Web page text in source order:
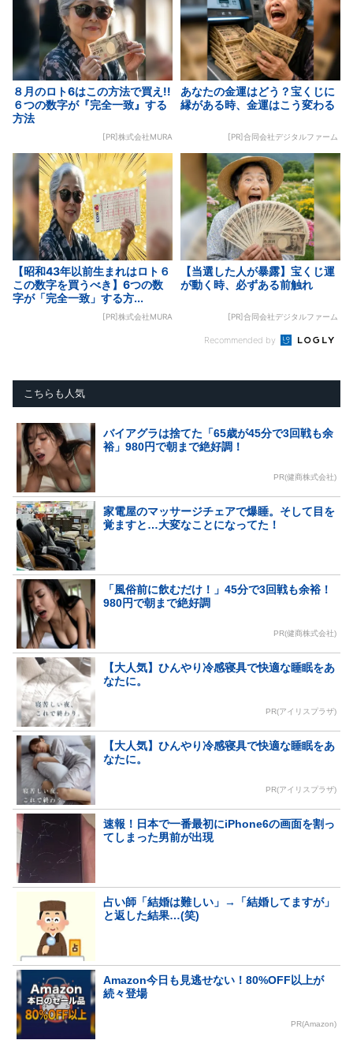
８月のロト6はこの方法で買え!!
６つの数字が『完全一致』する
方法
[PR]株式会社MURA
あなたの金運はどう？宝くじに
縁がある時、金運はこう変わる
[PR]合同会社デジタルファーム
【昭和43年以前生まれはロト６
この数字を買うべき】6つの数
字が「完全一致」する方...
[PR]株式会社MURA
【当選した人が暴露】宝くじ運
が動く時、必ずある前触れ
[PR]合同会社デジタルファーム
Recommended by
こちらも人気
バイアグラは捨てた「65歳が45分で3回戦も余
裕」980円で朝まで絶好調！
PR(健商株式会社)
家電屋のマッサージチェアで爆睡。そして目を
覚ますと…大変なことになってた！
「風俗前に飲むだけ！」45分で3回戦も余裕！
980円で朝まで絶好調
PR(健商株式会社)
【大人気】ひんやり冷感寝具で快適な睡眠をあ
なたに。
PR(アイリスプラザ)
【大人気】ひんやり冷感寝具で快適な睡眠をあ
なたに。
PR(アイリスプラザ)
速報！日本で一番最初にiPhone6の画面を割っ
てしまった男前が出現
占い師「結婚は難しい」→「結婚してますが」
と返した結果…(笑)
Amazon今日も見逃せない！80%OFF以上が
続々登場
PR(Amazon)